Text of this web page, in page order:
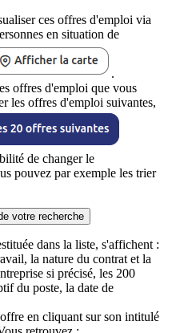
ces offres d'emploi via
en situation de
.
offres d'emploi que vous
les offres d'emploi suivantes,
de changer le
pouvez par exemple les trier
votre recherche
dans la liste, s'affichent :
la nature du contrat et la
si précisé, les 200
du poste, la date de
en cliquant sur son intitulé